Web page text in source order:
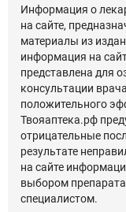
Информация о
на сайте,
материалы из
информация на
представлена для
консультации
положительного
Твояаптека.рф
отрицательные
результате
на сайте
выбором
специалистом.